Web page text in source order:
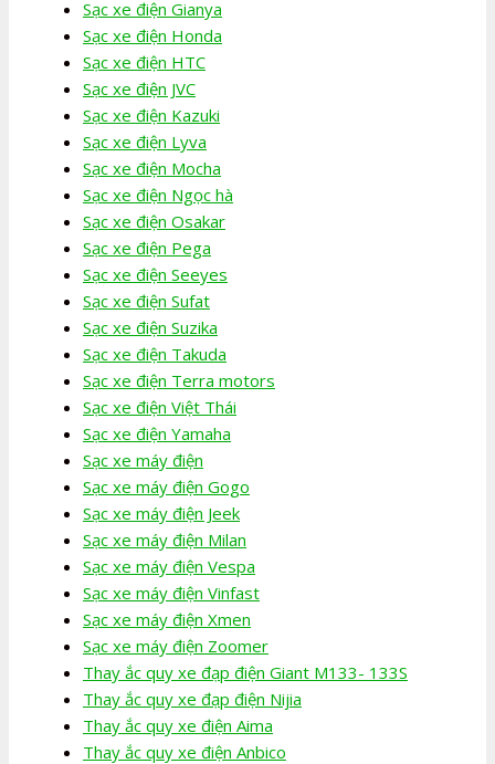
Sạc xe điện Gianya
Sạc xe điện Honda
Sạc xe điện HTC
Sạc xe điện JVC
Sạc xe điện Kazuki
Sạc xe điện Lyva
Sạc xe điện Mocha
Sạc xe điện Ngọc hà
Sạc xe điện Osakar
Sạc xe điện Pega
Sạc xe điện Seeyes
Sạc xe điện Sufat
Sạc xe điện Suzika
Sạc xe điện Takuda
Sạc xe điện Terra motors
Sạc xe điện Việt Thái
Sạc xe điện Yamaha
Sạc xe máy điện
Sạc xe máy điện Gogo
Sạc xe máy điện Jeek
Sạc xe máy điện Milan
Sạc xe máy điện Vespa
Sạc xe máy điện Vinfast
Sạc xe máy điện Xmen
Sạc xe máy điện Zoomer
Thay ắc quy xe đạp điện Giant M133- 133S
Thay ắc quy xe đạp điện Nijia
Thay ắc quy xe điện Aima
Thay ắc quy xe điện Anbico